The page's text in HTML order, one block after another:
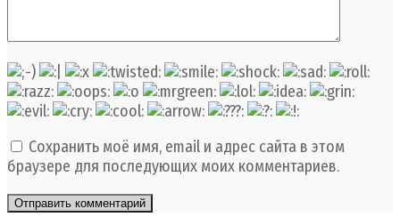
Сохранить моё имя, email и адрес сайта в этом
браузере для последующих моих комментариев.